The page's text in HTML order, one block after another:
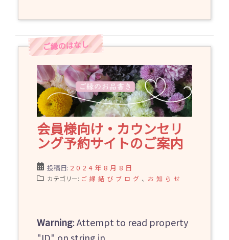
会員様向け・カウンセリ
ング予約サイトのご案内
投稿日: 2024年8月8日
カテゴリー: ご縁結びブログ 、 お知らせ
Warning: Attempt to read property